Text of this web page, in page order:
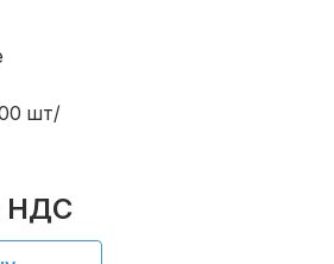
шт/
НДС